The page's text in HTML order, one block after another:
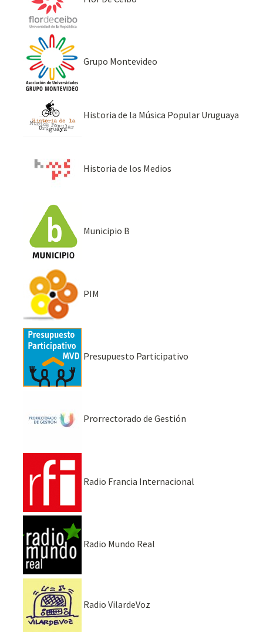
Grupo Montevideo
Historia de la Música Popular Uruguaya
Historia de los Medios
Municipio B
PIM
Presupuesto Participativo
Prorrectorado de Gestión
Radio Francia Internacional
Radio Mundo Real
Radio VilardeVoz